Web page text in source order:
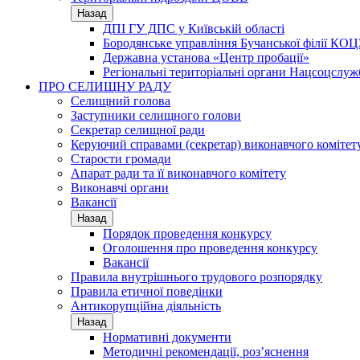
Назад
ДПІ ГУ ДПС у Київській області
Бородянське управління Бучанської філії
Державна установа «Центр пробації»
Регіональні територіальні органи
ПРО СЕЛИЩНУ РАДУ
Селищний голова
Заступники селищного голови
Секретар селищної ради
Керуючий справами (секретар) виконавчого
Старости громади
Апарат ради та її виконавчого комітету
Виконавчі органи
Вакансії
Назад
Порядок проведення конкурсу
Оголошення про проведення конкурсу
Вакансії
Правила внутрішнього трудового розпорядку
Правила етичної поведінки
Антикорупційна діяльність
Назад
Нормативні документи
Методичні рекомендації, роз’яснення